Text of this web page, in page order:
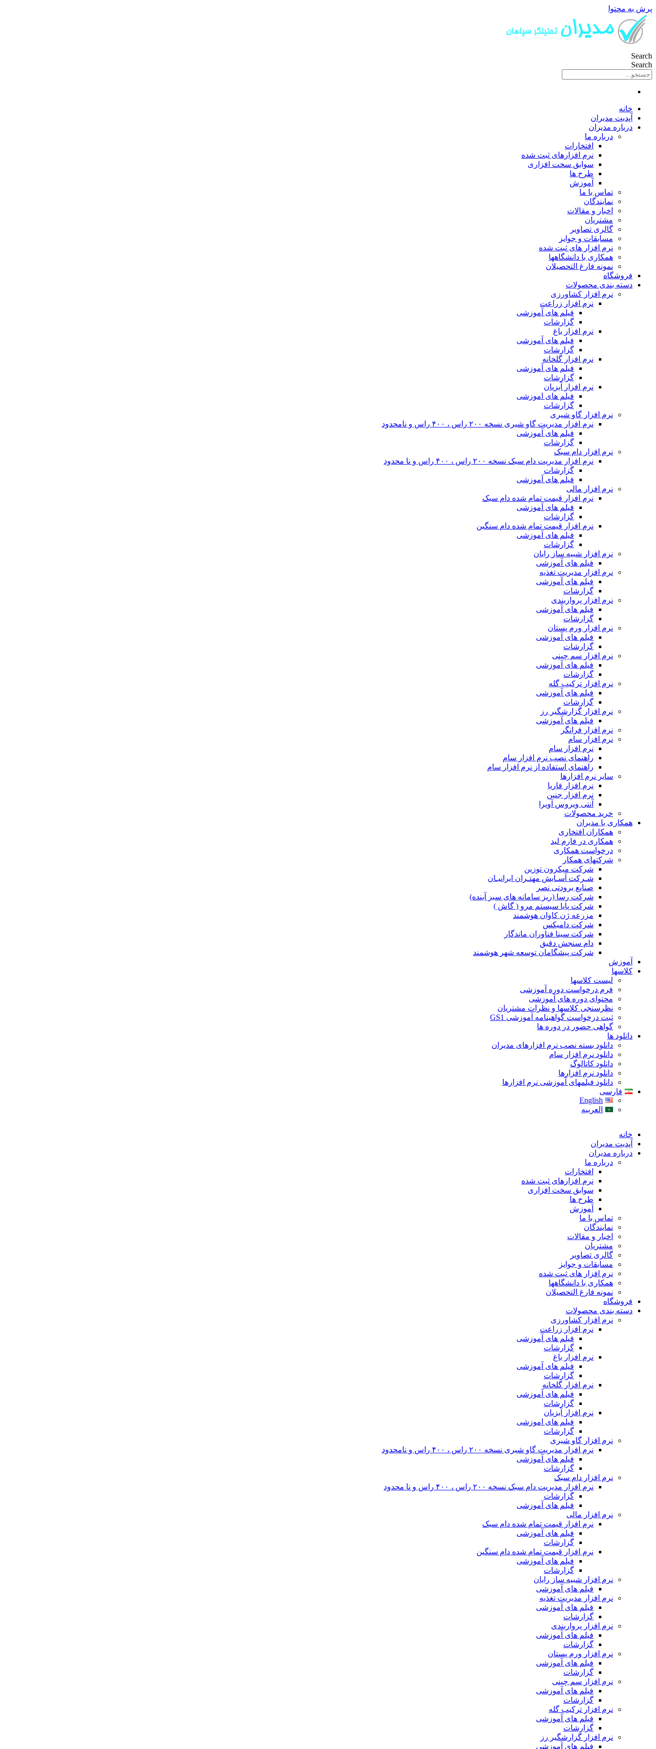
پرش به محتوا
Search
Search
خانه
آپدیت مدیران
درباره مدیران
درباره ما
افتخارات
نرم افزارهای ثبت شده
سوابق سخت افزاری
طرح ها
آموزش
تماس با ما
نمایندگان
اخبار و مقالات
مشتریان
گالری تصاویر
مسابقات و جوایز
نرم افزار های ثبت شده
همکاری با دانشگاهها
نمونه فارغ التحصیلان
فروشگاه
دسته بندی محصولات
نرم افزار کشاورزی
نرم افزار زراعت
فیلم های آموزشی
گزارشات
نرم افزار باغ
فیلم های آموزشی
گزارشات
نرم افزار گلخانه
فیلم های آموزشی
گزارشات
نرم افزار آبزیان
فیلم های اموزشی
گزارشات
نرم افزار گاو شیری
نرم افزار مدیریت گاو شیری نسخه ۲۰۰ راس ، ۴۰۰ راس و نامحدود
فیلم های آموزشی
گزارشات
نرم افزار دام سبک
نرم افزار مدیریت دام سبک نسخه ۲۰۰ راس ، ۴۰۰ راس و نا محدود
گزارشات
فیلم های آموزشی
نرم افزار مالی
نرم افزار قیمت تمام شده دام سبک
فیلم های آموزشی
گزارشات
نرم افزار قیمت تمام شده دام سنگین
فیلم های آموزشی
گزارشات
نرم افزار شبیه ساز رایان
فیلم های آموزشی
نرم افزار مدیریت تغذیه
فیلم های آموزشی
گزارشات
نرم افزار پرواربندی
فیلم های آموزشی
گزارشات
نرم افزار ورم پستان
فیلم های آموزشی
گزارشات
نرم افزار سم چینی
فیلم های آموزشی
گزارشات
نرم افزار ترکیب گله
فیلم های آموزشی
گزارشات
نرم افزار گزارشگیر رز
فیلم های آموزشی
نرم افزار فرانگر
نرم افزار سام
نرم افزار سام
راهنمای نصب نرم افزار سام
راهنمای استفاده از نرم افزار سام
سایر نرم افزارها
نرم افزار فاریا
نرم افزار جنین
آنتی ویروس آویرا
خرید محصولات
همکاری با مدیران
همکاران افتخاری
همکاری در فارم لید
درخواست همکاری
شرکتهای همکار
شرکت میکرون توزین
شـرکت آسـایش مهتـران ایرانیـان
صنایع برودتی نصر
شرکت رسا (ریز سامانه های سبز آینده)
شرکت پایا سیستم مرو ( گاش )
مزرعه ژن کاوان هوشمند
شرکت دامیکس
شرکت سینا فناوران ماندگار
دام سنجش دقیق
شرکت پیشگامان توسعه شهر هوشمند
آموزش
کلاسها
لیست کلاسها
فرم درخواست دوره آموزشی
محتوای دوره های آموزشی
نظرسنجی کلاسها و نظرات مشتریان
ثبت درخواست گواهینامه آموزشی GS1
گواهی حضور در دوره ها
دانلود ها
دانلود بسته نصب نرم افزارهای مدیران
دانلود نرم افزار سام
دانلود کاتالوگ
دانلود نرم افزارها
دانلود فیلمهای آموزشی نرم افزارها
فارسی
English
العربیه
خانه
آپدیت مدیران
درباره مدیران
درباره ما
افتخارات
نرم افزارهای ثبت شده
سوابق سخت افزاری
طرح ها
آموزش
تماس با ما
نمایندگان
اخبار و مقالات
مشتریان
گالری تصاویر
مسابقات و جوایز
نرم افزار های ثبت شده
همکاری با دانشگاهها
نمونه فارغ التحصیلان
فروشگاه
دسته بندی محصولات
نرم افزار کشاورزی
نرم افزار زراعت
فیلم های آموزشی
گزارشات
نرم افزار باغ
فیلم های آموزشی
گزارشات
نرم افزار گلخانه
فیلم های آموزشی
گزارشات
نرم افزار آبزیان
فیلم های اموزشی
گزارشات
نرم افزار گاو شیری
نرم افزار مدیریت گاو شیری نسخه ۲۰۰ راس ، ۴۰۰ راس و نامحدود
فیلم های آموزشی
گزارشات
نرم افزار دام سبک
نرم افزار مدیریت دام سبک نسخه ۲۰۰ راس ، ۴۰۰ راس و نا محدود
گزارشات
فیلم های آموزشی
نرم افزار مالی
نرم افزار قیمت تمام شده دام سبک
فیلم های آموزشی
گزارشات
نرم افزار قیمت تمام شده دام سنگین
فیلم های آموزشی
گزارشات
نرم افزار شبیه ساز رایان
فیلم های آموزشی
نرم افزار مدیریت تغذیه
فیلم های آموزشی
گزارشات
نرم افزار پرواربندی
فیلم های آموزشی
گزارشات
نرم افزار ورم پستان
فیلم های آموزشی
گزارشات
نرم افزار سم چینی
فیلم های آموزشی
گزارشات
نرم افزار ترکیب گله
فیلم های آموزشی
گزارشات
نرم افزار گزارشگیر رز
فیلم های آموزشی